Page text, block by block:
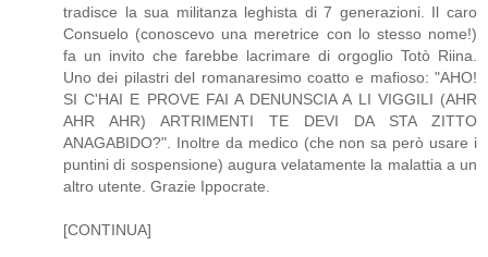
tradisce la sua militanza leghista di 7 generazioni. Il caro
Consuelo (conoscevo una meretrice con lo stesso nome!)
fa un invito che farebbe lacrimare di orgoglio Totò Riina.
Uno dei pilastri del romanaresimo coatto e mafioso: "AHO!
SI C'HAI E PROVE FAI A DENUNSCIA A LI VIGGILI (AHR
AHR AHR) ARTRIMENTI TE DEVI DA STA ZITTO
ANAGABIDO?". Inoltre da medico (che non sa però usare i
puntini di sospensione) augura velatamente la malattia a un
altro utente. Grazie Ippocrate.
[CONTINUA]